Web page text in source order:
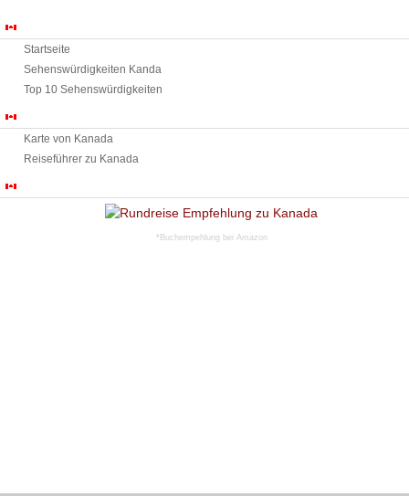
Startseite
Sehenswürdigkeiten Kanda
Top 10 Sehenswürdigkeiten
Karte von Kanada
Reiseführer zu Kanada
*Buchempehlung bei Amazon